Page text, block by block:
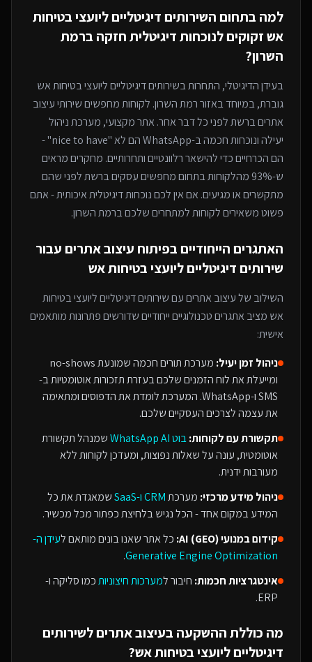
למה בתחום השירותים דיגיטליים ליועצי בטיחות
אשזקוקים לנוכחות דיגיטלית חזקה ברמת
השרון?
בעידן הדיגיטלי, התחרות בשירותים דיגיטליים ליועצי בטיחות אש
גוברת, במיוחדבאזור רמת השרון. לקוחות מחפשים שירותיעיצוב
אתריםברשת לפני כל דבר אחר. אתר מקצועי, מערכת ניהול
יעילה ונוכחות חכמה ב-WhatsApp הם לא "nice to have" -
הם הכרחיים כדי להישאר רלוונטיים ותחרותיים. מחקרים מראים
ש-93% מהלקוחות בתחום מחפשים עסקים ברשת לפני שהם
מתקשרים או מגיעים. אם אין לכם נוכחות דיגיטלית איכותית - אתם
פשוט משאירים לקוחות למתחריםשלכם ברמת השרון.
האתגרים הייחודיים בפיתוח עיצוב אתריםעבור
שירותים דיגיטליים ליועצי בטיחות אש
השילוב שלעיצוב אתריםעםשירותים דיגיטליים ליועצי בטיחות
אש מציב אתגרים טכנולוגיים ייחודיים שדורשים פתרונות מותאמים
אישית:
ניהול זמן יעיל:
מערכת תורים חכמה שמונעת no-shows
ומייעלת את לוח הזמנים שלכם בעזרת תזכורות אוטומטיות ב-
SMS ו-WhatsApp. המערכת לומדת את הדפוסים ומתאימה
את עצמה לצרכים העסקיים שלכם.
תקשורת עם לקוחות:בוט WhatsApp AI
שמנהל תקשורת
אוטומטית, עונה על שאלות נפוצות, ומעדכן לקוחות ללא
מעורבות ידנית.
ניהול מידע מרכזי: מערכתCRM ו-SaaS
שמאגדת את כל
המידע במקום אחד - הכל נגיש בלחיצת כפתור מכל מכשיר.
קידום במנועי AI (GEO):
כל אתר שאנו בונים מותאם לעידן ה-
Generative Engine Optimization
.
אינטגרציות חכמות: חיבור למערכות חיצוניותכמו סליקה ו-
ERP.
מה כוללת ההשקעה בעיצוב אתריםלשירותים
דיגיטליים ליועצי בטיחות אש?